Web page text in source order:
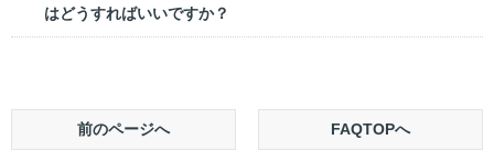
はどうすればいいですか？
前のページへ FAQTOPへ